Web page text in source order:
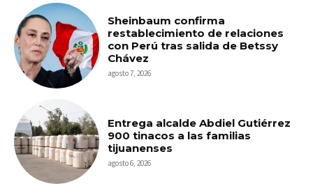
Sheinbaum confirma
restablecimiento de relaciones
con Perú tras salida de Betssy
Chávez
agosto 7, 2026
Entrega alcalde Abdiel Gutiérrez
900 tinacos a las familias
tijuanenses
agosto 6, 2026